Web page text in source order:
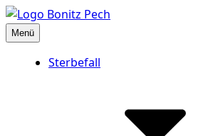
Inhalte
überspringen
Bestattungshaus Bonitz Pech
Partner der Hinterbliebenen
Menü
Sterbefall